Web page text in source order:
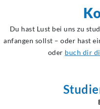
Du hast Lust bei uns zu
anfangen sollst – oder hast
oder buch dir